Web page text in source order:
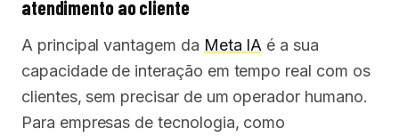
atendimento ao cliente
A principal vantagem da Meta IA é a sua
capacidade de interação em tempo real com os
clientes, sem precisar de um operador humano.
Para empresas de tecnologia, como